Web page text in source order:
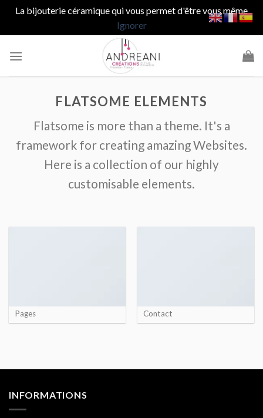
La bijouterie céramique qui vous permet d'être vous même
Ignorer
FLATSOME ELEMENTS
Flatsome is more than a theme. It's a
framework for creating amazing Websites.
Here is a collection of our highly
customisable elements.
Pages Contact
INFORMATIONS